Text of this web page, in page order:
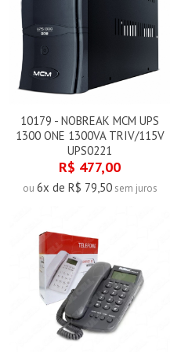
10179 - NOBREAK MCM UPS
1300 ONE 1300VA TRIV/115V
UPS0221
R$ 477,00
ou 6x de R$ 79,50sem juros